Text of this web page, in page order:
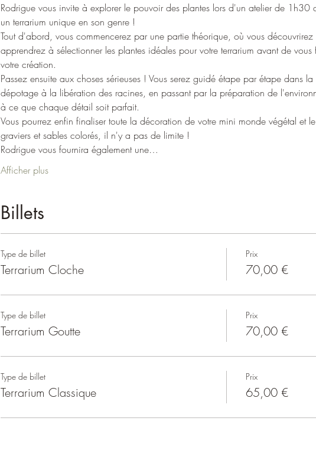
Rodrigue vous invite à explorer le pouvoir des plantes lors d'un atelier de
un terrarium unique en son genre !
Tout d'abord, vous commencerez par une partie théorique, où vous découvrirez
apprendrez à sélectionner les plantes idéales pour votre terrarium avant de
votre création.
Passez ensuite aux choses sérieuses ! Vous serez guidé étape par étape dans
dépotage à la libération des racines, en passant par la préparation de
à ce que chaque détail soit parfait.
Vous pourrez enfin finaliser toute la décoration de votre mini monde végétal et
graviers et sables colorés, il n'y a pas de limite !
Rodrigue vous fournira également une…
Afficher plus
Billets
Type de billet
Terrarium Cloche
Prix
70,00 €
Type de billet
Terrarium Goutte
Prix
70,00 €
Type de billet
Terrarium Classique
Prix
65,00 €